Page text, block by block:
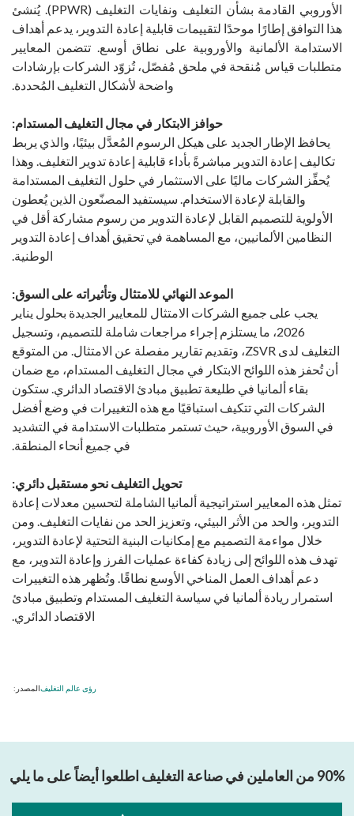
الأوروبي القادمة بشأن التغليف ونفايات التغليف (PPWR). يُنشئ
هذا التوافق إطارًا موحدًا لتقييمات قابلية إعادة التدوير، يدعم أهداف
الاستدامة الألمانية والأوروبية على نطاق أوسع. تتضمن المعايير
متطلبات قياس مُنقحة في ملحق مُفصّل، تُزوّد ​​الشركات بإرشادات
واضحة لأشكال التغليف المُحددة.
حوافز الابتكار في مجال التغليف المستدام:
يحافظ الإطار الجديد على هيكل الرسوم المُعدَّل بيئيًا، والذي يربط
تكاليف إعادة التدوير مباشرةً بأداء قابلية إعادة تدوير التغليف. وهذا
يُحفِّز الشركات ماليًا على الاستثمار في حلول التغليف المستدامة
والقابلة لإعادة الاستخدام. سيستفيد المصنّعون الذين يُعطون
الأولوية للتصميم القابل لإعادة التدوير من رسوم مشاركة أقل في
النظامين الألمانيين، مع المساهمة في تحقيق أهداف إعادة التدوير
الوطنية.
الموعد النهائي للامتثال وتأثيراته على السوق:
يجب على جميع الشركات الامتثال للمعايير الجديدة بحلول يناير
2026، ما يستلزم إجراء مراجعات شاملة للتصميم، وتسجيل
التغليف لدى ZSVR، وتقديم تقارير مفصلة عن الامتثال. من المتوقع
أن تُحفز هذه اللوائح الابتكار في مجال التغليف المستدام، مع ضمان
بقاء ألمانيا في طليعة تطبيق مبادئ الاقتصاد الدائري. ستكون
الشركات التي تتكيف استباقيًا مع هذه التغييرات في وضع أفضل
في السوق الأوروبية، حيث تستمر متطلبات الاستدامة في التشديد
في جميع أنحاء المنطقة.
تحويل التغليف نحو مستقبل دائري:
تمثل هذه المعايير استراتيجية ألمانيا الشاملة لتحسين معدلات إعادة
التدوير، والحد من الأثر البيئي، وتعزيز الحد من نفايات التغليف. ومن
خلال مواءمة التصميم مع إمكانيات البنية التحتية لإعادة التدوير،
تهدف هذه اللوائح إلى زيادة كفاءة عمليات الفرز وإعادة التدوير، مع
دعم أهداف العمل المناخي الأوسع نطاقًا. وتُظهر هذه التغييرات
استمرار ريادة ألمانيا في سياسة التغليف المستدام وتطبيق مبادئ
الاقتصاد الدائري.
المصدر:رؤى عالم التغليف
90% من العاملين في صناعة التغليف اطلعوا أيضاً على ما يلي